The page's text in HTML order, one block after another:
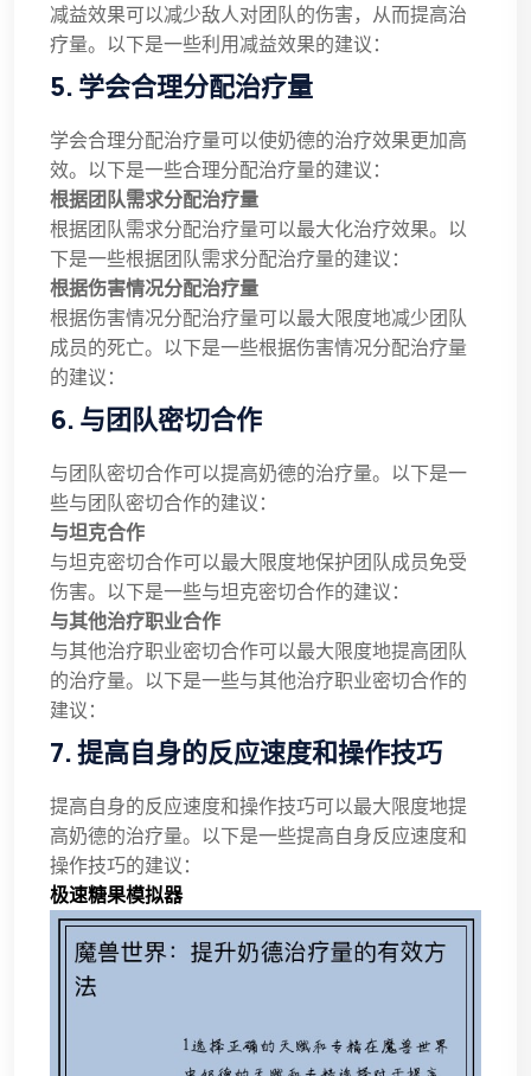
减益效果可以减少敌人对团队的伤害，从而提高治
疗量。以下是一些利用减益效果的建议：
5. 学会合理分配治疗量
学会合理分配治疗量可以使奶德的治疗效果更加高
效。以下是一些合理分配治疗量的建议：
根据团队需求分配治疗量
根据团队需求分配治疗量可以最大化治疗效果。以
下是一些根据团队需求分配治疗量的建议：
根据伤害情况分配治疗量
根据伤害情况分配治疗量可以最大限度地减少团队
成员的死亡。以下是一些根据伤害情况分配治疗量
的建议：
6. 与团队密切合作
与团队密切合作可以提高奶德的治疗量。以下是一
些与团队密切合作的建议：
与坦克合作
与坦克密切合作可以最大限度地保护团队成员免受
伤害。以下是一些与坦克密切合作的建议：
与其他治疗职业合作
与其他治疗职业密切合作可以最大限度地提高团队
的治疗量。以下是一些与其他治疗职业密切合作的
建议：
7. 提高自身的反应速度和操作技巧
提高自身的反应速度和操作技巧可以最大限度地提
高奶德的治疗量。以下是一些提高自身反应速度和
操作技巧的建议：
极速糖果模拟器